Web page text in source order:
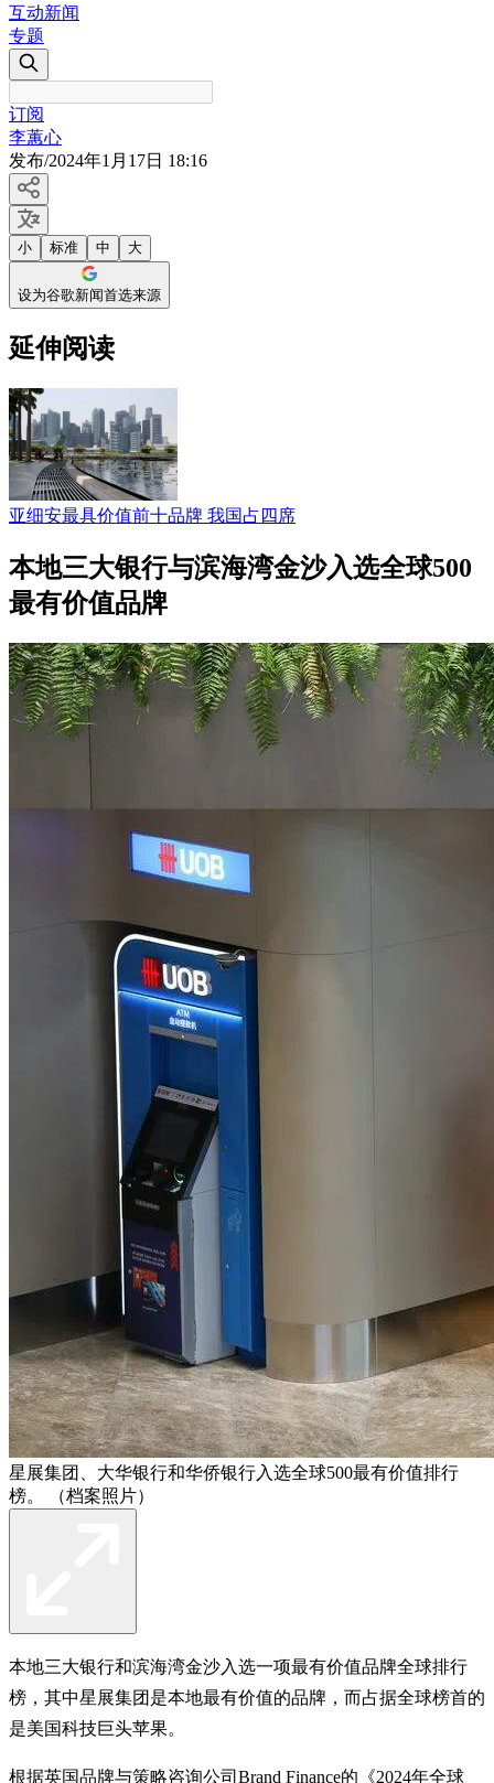
互动新闻
专题
订阅
李蕙心
发布/2024年1月17日 18:16
小 标准 中 大
设为谷歌新闻首选来源
延伸阅读
亚细安最具价值前十品牌 我国占四席
本地三大银行与滨海湾金沙入选全球500
最有价值品牌
星展集团、大华银行和华侨银行入选全球500最有价值排行
榜。 （档案照片）
本地三大银行和滨海湾金沙入选一项最有价值品牌全球排行
榜，其中星展集团是本地最有价值的品牌，而占据全球榜首的
是美国科技巨头苹果。
根据英国品牌与策略咨询公司Brand Finance的《2024年全球